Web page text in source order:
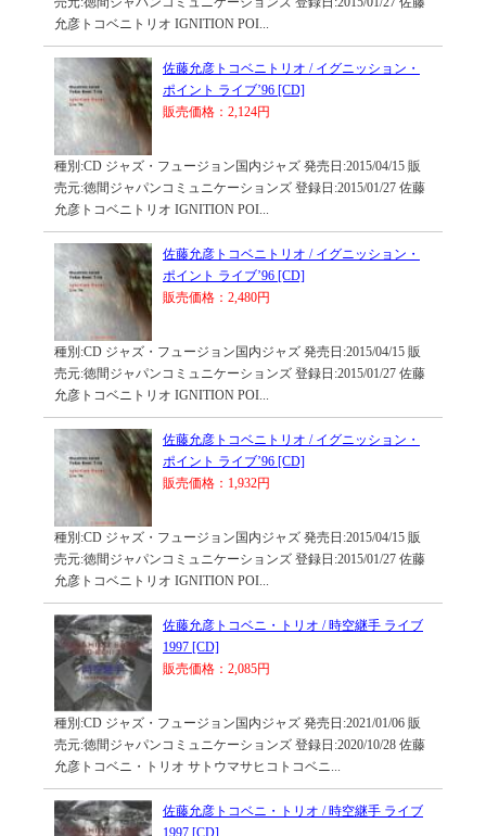
允彦トコベニトリオ IGNITION POI...
佐藤允彦トコベニトリオ / イグニッション・
ポイント ライブ’96 [CD]
販売価格：2,124円
種別:CD ジャズ・フュージョン国内ジャズ 発売日:2015/04/15 販
売元:徳間ジャパンコミュニケーションズ 登録日:2015/01/27 佐藤
允彦トコベニトリオ IGNITION POI...
佐藤允彦トコベニトリオ / イグニッション・
ポイント ライブ’96 [CD]
販売価格：2,480円
種別:CD ジャズ・フュージョン国内ジャズ 発売日:2015/04/15 販
売元:徳間ジャパンコミュニケーションズ 登録日:2015/01/27 佐藤
允彦トコベニトリオ IGNITION POI...
佐藤允彦トコベニトリオ / イグニッション・
ポイント ライブ’96 [CD]
販売価格：1,932円
種別:CD ジャズ・フュージョン国内ジャズ 発売日:2015/04/15 販
売元:徳間ジャパンコミュニケーションズ 登録日:2015/01/27 佐藤
允彦トコベニトリオ IGNITION POI...
佐藤允彦トコベニ・トリオ / 時空継手 ライブ
1997 [CD]
販売価格：2,085円
種別:CD ジャズ・フュージョン国内ジャズ 発売日:2021/01/06 販
売元:徳間ジャパンコミュニケーションズ 登録日:2020/10/28 佐藤
允彦トコベニ・トリオ サトウマサヒコトコベニ...
佐藤允彦トコベニ・トリオ / 時空継手 ライブ
1997 [CD]